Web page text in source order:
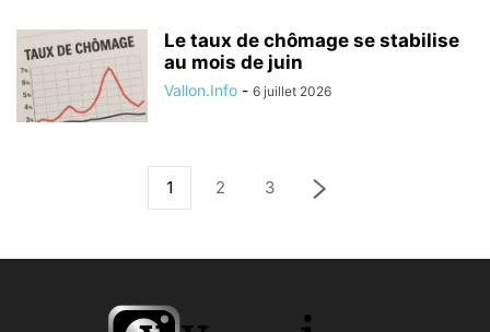
Le taux de chômage se stabilise
au mois de juin
Vallon.Info - 6 juillet 2026
1 2 3